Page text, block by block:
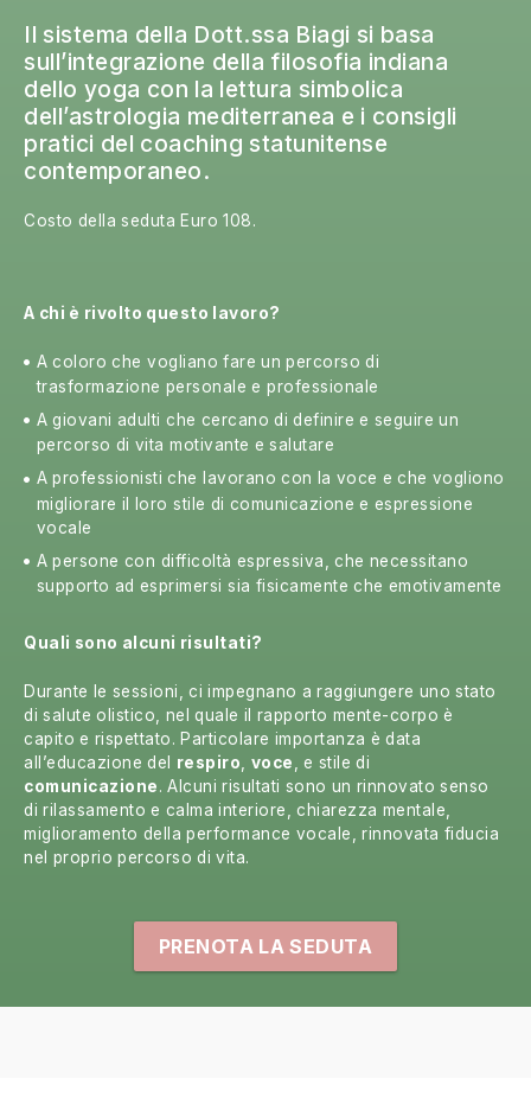
Il sistema della Dott.ssa Biagi si basa
sull’integrazione della filosofia indiana
dello yoga con la lettura simbolica
dell’astrologia mediterranea e i consigli
pratici del coaching statunitense
contemporaneo.
Costo della seduta Euro 108.
A chi è rivolto questo lavoro?
A coloro che vogliano fare un percorso di
trasformazione personale e professionale
A giovani adulti che cercano di definire e seguire un
percorso di vita motivante e salutare
A professionisti che lavorano con la voce e che vogliono
migliorare il loro stile di comunicazione e espressione
vocale
A persone con difficoltà espressiva, che necessitano
supporto ad esprimersi sia fisicamente che emotivamente
Quali sono alcuni risultati?
Durante le sessioni, ci impegnano a raggiungere uno stato
di salute olistico, nel quale il rapporto mente-corpo è
capito e rispettato. Particolare importanza è data
all’educazione del respiro voce
, e stile di
comunicazione. Alcuni risultati sono un rinnovato senso
di rilassamento e calma interiore, chiarezza mentale,
miglioramento della performance vocale, rinnovata fiducia
nel proprio percorso di vita.
PRENOTA LA SEDUTA